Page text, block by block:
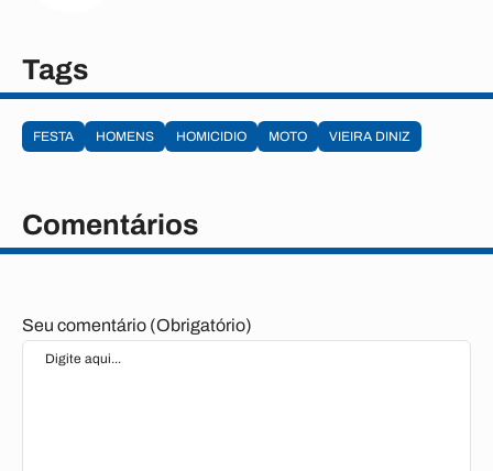
Tags
FESTA HOMENS HOMICIDIO MOTO VIEIRA DINIZ
Comentários
Seu comentário (Obrigatório)